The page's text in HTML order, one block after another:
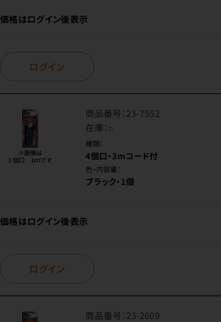
価格はログイン後表示
ログイン
商品番号：23-7552
在庫：○
種類：
4個口・3mコード付
色・内容量：
ブラック・1個
価格はログイン後表示
ログイン
商品番号：23-2609